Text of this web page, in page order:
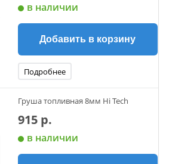
в наличии
Добавить в корзину
Подробнее
Груша топливная 8мм Hi Tech
915 р.
в наличии